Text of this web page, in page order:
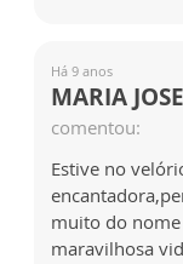
Há 9 anos
MARIA
comentou:
Estive no
muito do
maravilhosa